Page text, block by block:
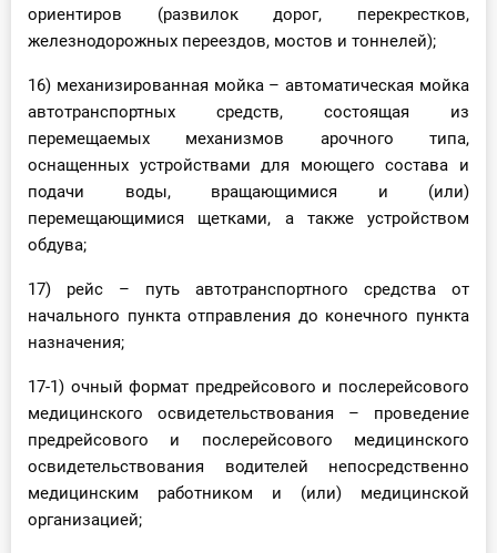
ориентиров (развилок дорог, перекрестков,
железнодорожных переездов, мостов и тоннелей);
16) механизированная мойка – автоматическая мойка
автотранспортных средств, состоящая из
перемещаемых механизмов арочного типа,
оснащенных устройствами для моющего состава и
подачи воды, вращающимися и (или)
перемещающимися щетками, а также устройством
обдува;
17) рейс – путь автотранспортного средства от
начального пункта отправления до конечного пункта
назначения;
17-1) очный формат предрейсового и послерейсового
медицинского освидетельствования – проведение
предрейсового и послерейсового медицинского
освидетельствования водителей непосредственно
медицинским работником и (или) медицинской
организацией;